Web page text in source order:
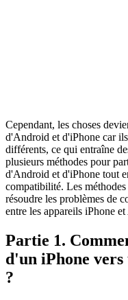
Cependant, les choses
d'Android et d'iPhone car
différents, ce qui entraîne
plusieurs méthodes pour
d'Android et d'iPhone tout
compatibilité. Les
résoudre les problèmes de
entre les appareils iPhone
Partie 1.
d'un iPhone
?